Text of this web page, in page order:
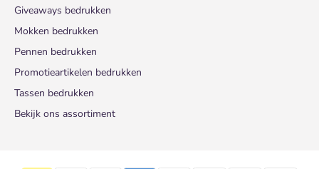
Giveaways bedrukken
Mokken bedrukken
Pennen bedrukken
Promotieartikelen bedrukken
Tassen bedrukken
Bekijk ons assortiment